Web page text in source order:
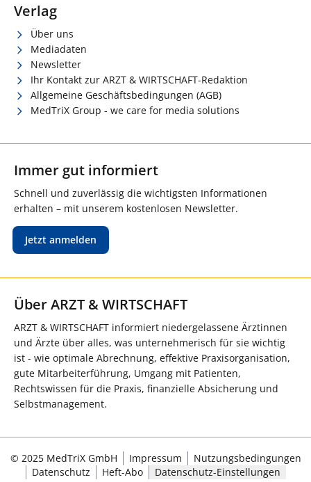
Verlag
Über uns
Mediadaten
Newsletter
Ihr Kontakt zur ARZT & WIRTSCHAFT-Redaktion
Allgemeine Geschäftsbedingungen (AGB)
MedTriX Group - we care for media solutions
Immer gut informiert
Schnell und zuverlässig die wichtigsten Informationen
erhalten – mit unserem kostenlosen Newsletter.
Jetzt anmelden
Über ARZT & WIRTSCHAFT
ARZT & WIRTSCHAFT informiert niedergelassene Ärztinnen
und Ärzte über alles, was unternehmerisch für sie wichtig
ist - wie optimale Abrechnung, effektive Praxisorganisation,
gute Mitarbeiterführung, Umgang mit Patienten,
Rechtswissen für die Praxis, finanzielle Absicherung und
Selbstmanagement.
© 2025 MedTriX GmbH Impressum
Nutzungsbedingungen
Datenschutz
Heft-Abo Datenschutz-Einstellungen